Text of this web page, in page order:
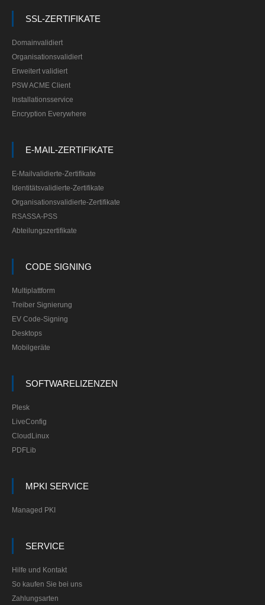
SSL-ZERTIFIKATE
Domainvalidiert
Organisationsvalidiert
Erweitert validiert
PSW ACME Client
Installationsservice
Encryption Everywhere
E-MAIL-ZERTIFIKATE
E-Mailvalidierte-Zertifikate
Identitätsvalidierte-Zertifikate
Organisationsvalidierte-Zertifikate
RSASSA-PSS
Abteilungszertifikate
CODE SIGNING
Multiplattform
Treiber Signierung
EV Code-Signing
Desktops
Mobilgeräte
SOFTWARELIZENZEN
Plesk
LiveConfig
CloudLinux
PDFLib
MPKI SERVICE
Managed PKI
SERVICE
Hilfe und Kontakt
So kaufen Sie bei uns
Zahlungsarten